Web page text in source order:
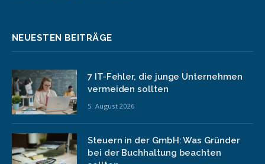
NEUESTEN BEITRÄGE
7 IT-Fehler, die junge Unternehmen
vermeiden sollten
5. August 2026
Steuern in der GmbH: Was Gründer
bei der Buchhaltung beachten